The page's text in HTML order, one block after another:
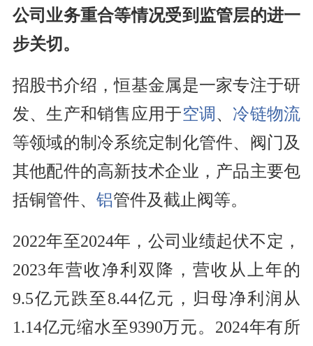
公司业务重合等情况受到监管层的进一
步关切。
招股书介绍，恒基金属是一家专注于研
发、生产和销售应用于空调 、 冷链物流
等领域的制冷系统定制化管件、阀门及
其他配件的高新技术企业，产品主要包
括铜管件、 铝管件及截止阀等。
2022年至2024年，公司业绩起伏不定，
2023年营收净利双降，营收从上年的
9.5亿元跌至8.44亿元，归母净利润从
1.14亿元缩水至9390万元。2024年有所